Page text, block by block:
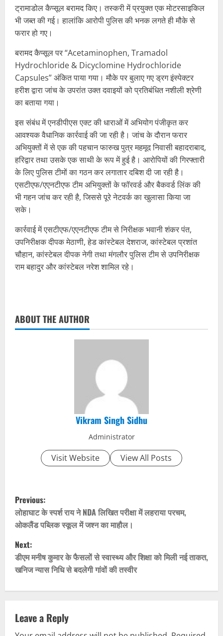
ट्रामाडोल कैप्सूल बरामद किए। तस्करी में प्रयुक्त एक मोटरसाइकिल
भी जब्त की गई। हालांकि आरोपी पुलिस की भनक लगते ही मौके से
फरार हो गए।
बरामद कैप्सूल पर “Acetaminophen, Tramadol
Hydrochloride & Dicyclomine Hydrochloride
Capsules” अंकित पाया गया। मौके पर बुलाए गए ड्रग इंस्पेक्टर
हरीश द्वारा जांच के उपरांत उक्त दवाइयों को प्रतिबंधित नशीली श्रेणी
का बताया गया।
इस संबंध में एनडीपीएस एक्ट की धाराओं में अभियोग पंजीकृत कर
आवश्यक वैधानिक कार्रवाई की जा रही है। जांच के दौरान फरार
अभियुक्तों में से एक की पहचान फारुख पुत्र महमूद निवासी बहादराबाद,
हरिद्वार तथा उसके एक साथी के रूप में हुई है। आरोपियों की गिरफ्तारी
के लिए पुलिस टीमों का गठन कर लगातार दबिश दी जा रही है।
एसटीएफ/एएनटीएफ टीम अभियुक्तों के फॉरवर्ड और बैकवर्ड लिंक की
भी गहन जांच कर रही है, जिससे पूरे नेटवर्क का खुलासा किया जा
सके।
कार्रवाई में एसटीएफ/एएनटीएफ टीम से निरीक्षक भवानी शंकर पंत,
उपनिरीक्षक दीपक मेठाणी, हेड कांस्टेबल देशराज, कांस्टेबल प्रशांत
चौहान, कांस्टेबल दीपक नेगी तथा मंगलौर पुलिस टीम से उपनिरीक्षक
राम बहादुर और कांस्टेबल नरेश शामिल रहे।
ABOUT THE AUTHOR
Vikram Singh Sidhu
Administrator
Visit Website View All Posts
P
o
s
t
n
v
Previous:
लोहाघाट के स्पर्श राय ने NDA लिखित परीक्षा में लहराया परचम,
ओकलैंड पब्लिक स्कूल में जश्न का माहौल।
Next:
डीएम मनीष कुमार के फैसलों से स्वास्थ्य और शिक्षा को मिली नई ताकत,
खनिज न्यास निधि से बदलेगी गांवों की तस्वीर
Leave a Reply